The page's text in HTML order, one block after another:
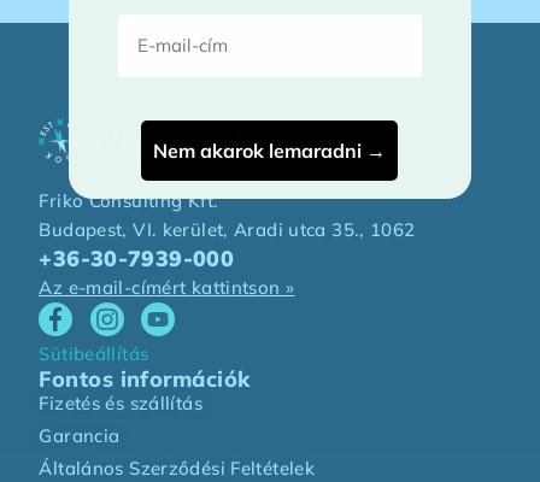
Friko Consulting Kft.
Budapest, VI. kerület, Aradi utca 35., 1062
+36-30-7939-000
Az e-mail-címért kattintson »
Sütibeállítás
Fontos információk
Fizetés és szállítás
Garancia
Általános Szerződési Feltételek
Nem akarok lemaradni →